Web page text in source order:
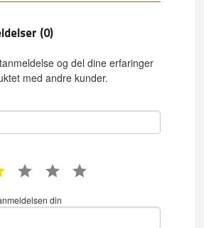
(0)
og del dine erfaringer
med andre kunder.
3 star 4 star 5 star
din